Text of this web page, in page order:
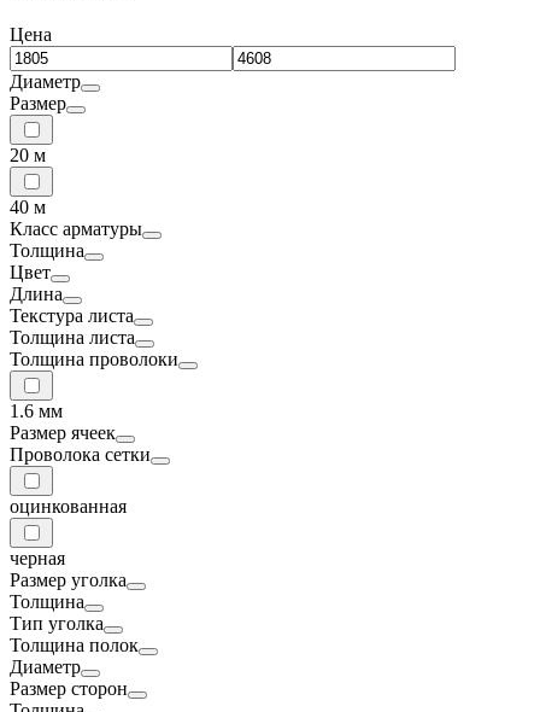
Цена
Диаметр
Размер
20 м
40 м
Класс арматуры
Толщина
Цвет
Длина
Текстура листа
Толщина листа
Толщина проволоки
1.6 мм
Размер ячеек
Проволока сетки
оцинкованная
черная
Размер уголка
Толщина
Тип уголка
Толщина полок
Диаметр
Размер сторон